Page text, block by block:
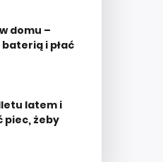
domu –
i płać
latem i
piec, żeby